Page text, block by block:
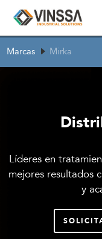
Marcas Mirka
Líderes en
mejores resultados
y